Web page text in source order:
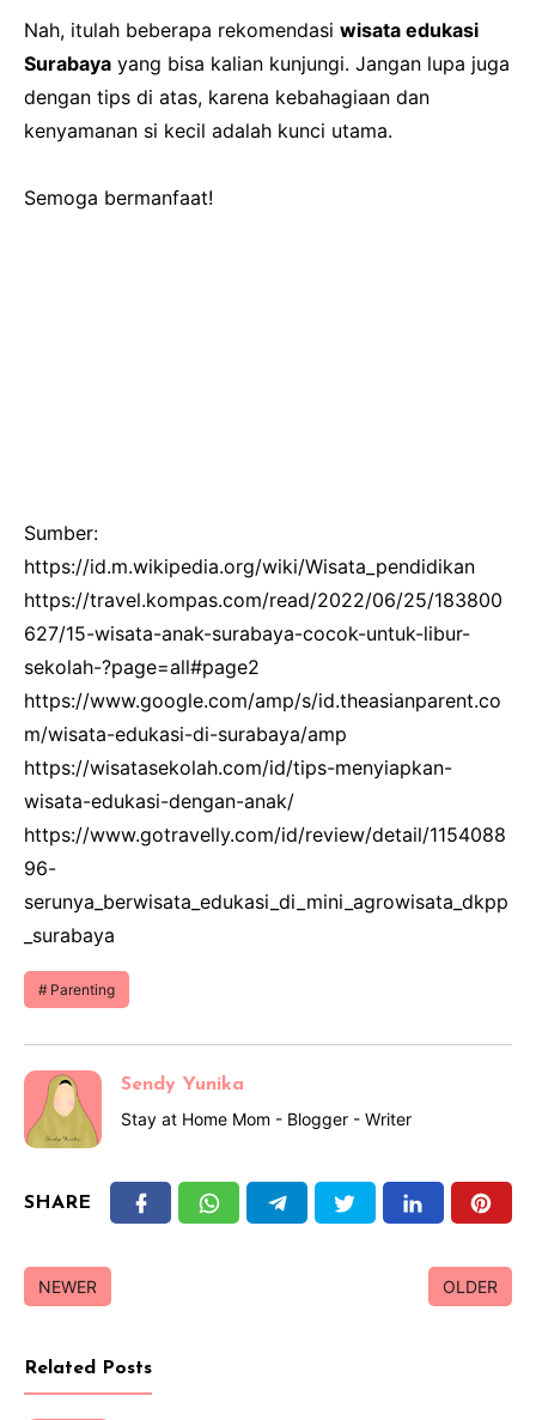
Nah, itulah beberapa rekomendasi wisata edukasi
Surabaya yang bisa kalian kunjungi. Jangan lupa juga
dengan tips di atas, karena kebahagiaan dan
kenyamanan si kecil adalah kunci utama.
Semoga bermanfaat!
Sumber:
https://id.m.wikipedia.org/wiki/Wisata_pendidikan
https://travel.kompas.com/read/2022/06/25/183800
627/15-wisata-anak-surabaya-cocok-untuk-libur-
sekolah-?page=all#page2
https://www.google.com/amp/s/id.theasianparent.co
m/wisata-edukasi-di-surabaya/amp
https://wisatasekolah.com/id/tips-menyiapkan-
wisata-edukasi-dengan-anak/
https://www.gotravelly.com/id/review/detail/1154088
96-
serunya_berwisata_edukasi_di_mini_agrowisata_dkpp
_surabaya
Parenting
Sendy Yunika
Stay at Home Mom - Blogger - Writer
SHARE
NEWER OLDER
Related Posts